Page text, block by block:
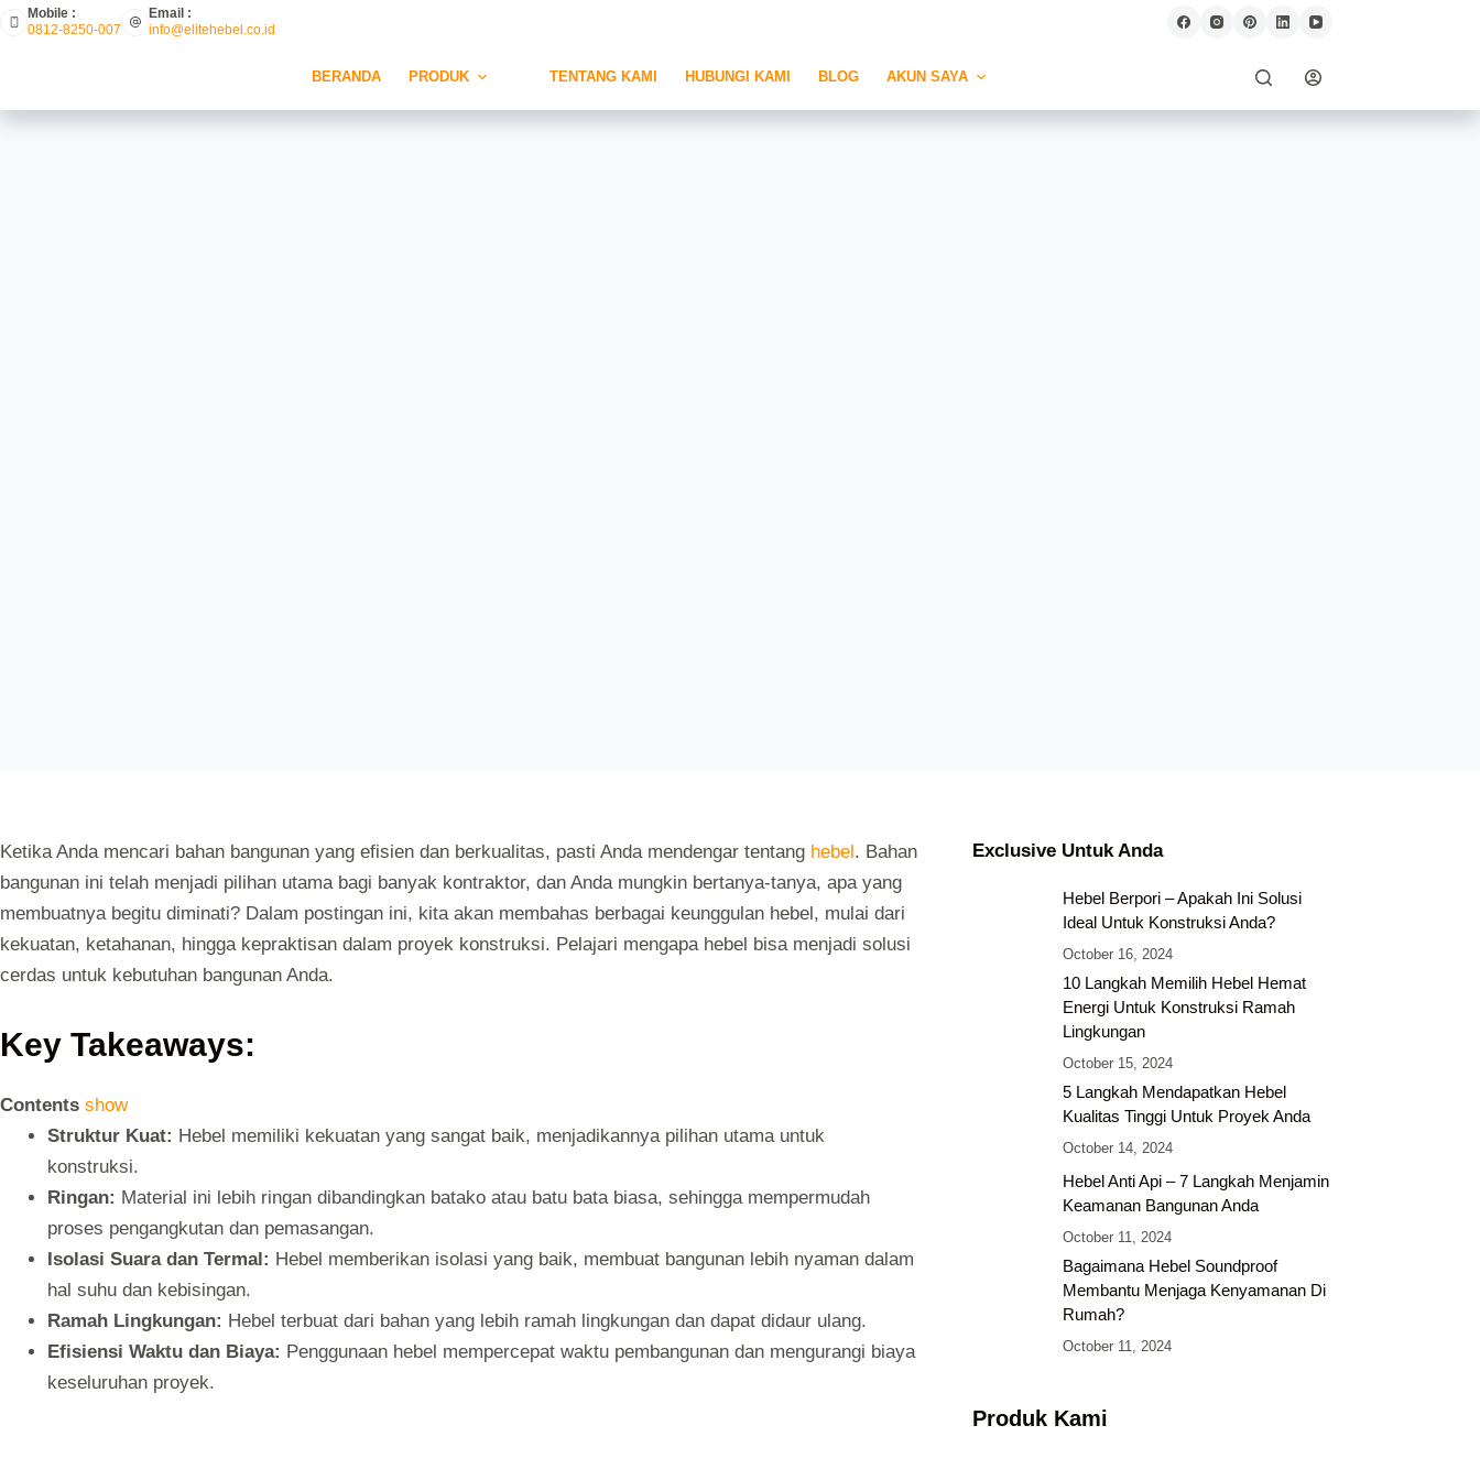
Mobile :
0812-8250-007
Email :
info@elitehebel.co.id
BERANDA PRODUK TENTANG KAMI HUBUNGI KAMI BLOG AKUN SAYA
Ketika Anda mencari bahan bangunan yang efisien dan berkualitas, pasti Anda mendengar tentang hebel. Bahan
bangunan ini telah menjadi pilihan utama bagi banyak kontraktor, dan Anda mungkin bertanya-tanya, apa yang
membuatnya begitu diminati? Dalam postingan ini, kita akan membahas berbagai keunggulan hebel, mulai dari
kekuatan, ketahanan, hingga kepraktisan dalam proyek konstruksi. Pelajari mengapa hebel bisa menjadi solusi
cerdas untuk kebutuhan bangunan Anda.
Key Takeaways:
Contents show
Struktur Kuat: Hebel memiliki kekuatan yang sangat baik, menjadikannya pilihan utama untuk
konstruksi.
Ringan: Material ini lebih ringan dibandingkan batako atau batu bata biasa, sehingga mempermudah
proses pengangkutan dan pemasangan.
Isolasi Suara dan Termal: Hebel memberikan isolasi yang baik, membuat bangunan lebih nyaman dalam
hal suhu dan kebisingan.
Ramah Lingkungan: Hebel terbuat dari bahan yang lebih ramah lingkungan dan dapat didaur ulang.
Efisiensi Waktu dan Biaya: Penggunaan hebel mempercepat waktu pembangunan dan mengurangi biaya
keseluruhan proyek.
Exclusive Untuk Anda
Hebel Berpori – Apakah Ini Solusi
Ideal Untuk Konstruksi Anda?
October 16, 2024
10 Langkah Memilih Hebel Hemat
Energi Untuk Konstruksi Ramah
Lingkungan
October 15, 2024
5 Langkah Mendapatkan Hebel
Kualitas Tinggi Untuk Proyek Anda
October 14, 2024
Hebel Anti Api – 7 Langkah Menjamin
Keamanan Bangunan Anda
October 11, 2024
Bagaimana Hebel Soundproof
Membantu Menjaga Kenyamanan Di
Rumah?
October 11, 2024
Produk Kami